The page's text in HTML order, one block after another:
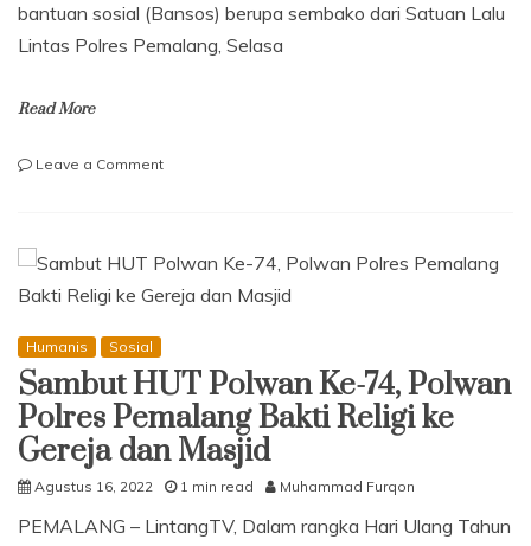
bantuan sosial (Bansos) berupa sembako dari Satuan Lalu
Lintas Polres Pemalang, Selasa
Read More
Leave a Commenton
Bansos
Pengemudi
Humanis Sosial
Sambut HUT Polwan Ke-74, Polwan
Polres Pemalang Bakti Religi ke
Gereja dan Masjid
Agustus 16, 2022 1 min read Muhammad Furqon
PEMALANG – LintangTV, Dalam rangka Hari Ulang Tahun